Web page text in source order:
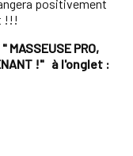
positivement
!!!
" MASSEUSE PRO,
!" à l'onglet :